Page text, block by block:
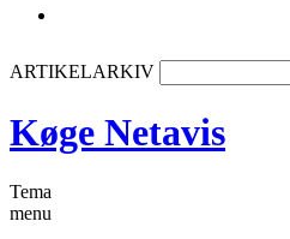
ARTIKELARKIV
Køge Netavis
Tema
menu